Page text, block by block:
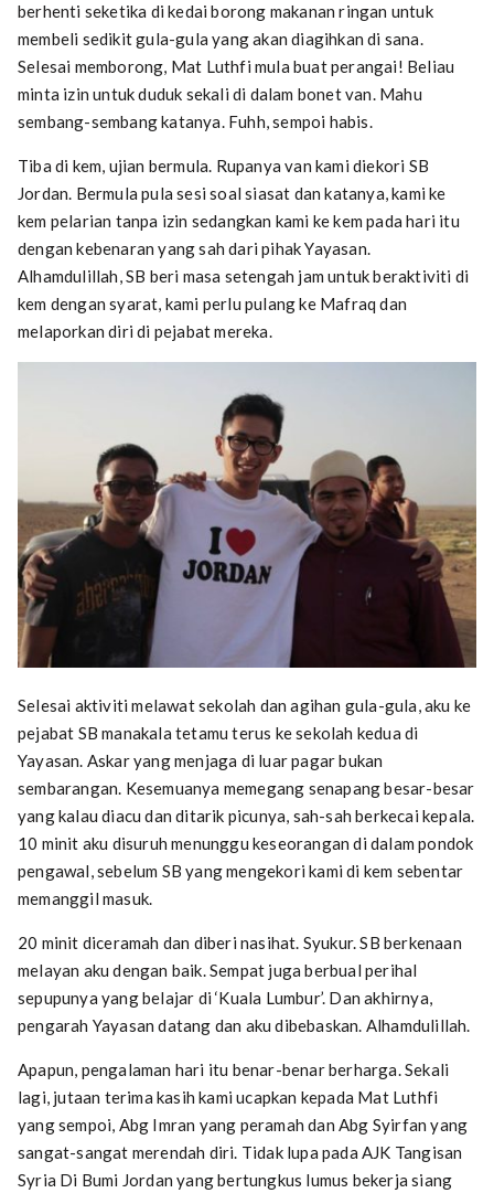
berhenti seketika di kedai borong makanan ringan untuk
membeli sedikit gula-gula yang akan diagihkan di sana.
Selesai memborong, Mat Luthfi mula buat perangai! Beliau
minta izin untuk duduk sekali di dalam bonet van. Mahu
sembang-sembang katanya. Fuhh, sempoi habis.
Tiba di kem, ujian bermula. Rupanya van kami diekori SB
Jordan. Bermula pula sesi soal siasat dan katanya, kami ke
kem pelarian tanpa izin sedangkan kami ke kem pada hari itu
dengan kebenaran yang sah dari pihak Yayasan.
Alhamdulillah, SB beri masa setengah jam untuk beraktiviti di
kem dengan syarat, kami perlu pulang ke Mafraq dan
melaporkan diri di pejabat mereka.
Selesai aktiviti melawat sekolah dan agihan gula-gula, aku ke
pejabat SB manakala tetamu terus ke sekolah kedua di
Yayasan. Askar yang menjaga di luar pagar bukan
sembarangan. Kesemuanya memegang senapang besar-besar
yang kalau diacu dan ditarik picunya, sah-sah berkecai kepala.
10 minit aku disuruh menunggu keseorangan di dalam pondok
pengawal, sebelum SB yang mengekori kami di kem sebentar
memanggil masuk.
20 minit diceramah dan diberi nasihat. Syukur. SB berkenaan
melayan aku dengan baik. Sempat juga berbual perihal
sepupunya yang belajar di ‘Kuala Lumbur’. Dan akhirnya,
pengarah Yayasan datang dan aku dibebaskan. Alhamdulillah.
Apapun, pengalaman hari itu benar-benar berharga. Sekali
lagi, jutaan terima kasih kami ucapkan kepada Mat Luthfi
yang sempoi, Abg Imran yang peramah dan Abg Syirfan yang
sangat-sangat merendah diri. Tidak lupa pada AJK Tangisan
Syria Di Bumi Jordan yang bertungkus lumus bekerja siang